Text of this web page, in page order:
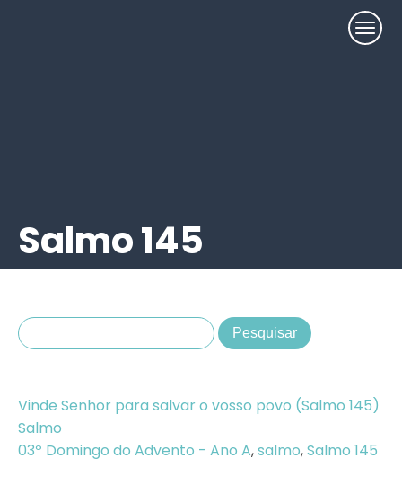
Salmo 145
Vinde Senhor para salvar o vosso povo (Salmo 145)
Salmo
03º Domingo do Advento - Ano A,salmo,Salmo 145